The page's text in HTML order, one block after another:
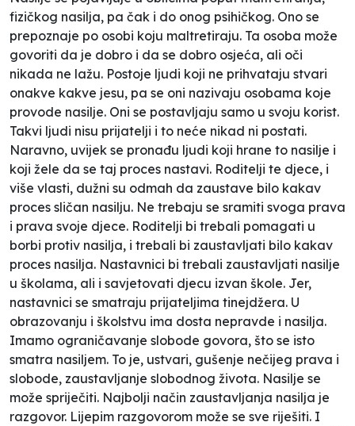
fizičkog nasilja, pa čak i do onog psihičkog. Ono se
prepoznaje po osobi koju maltretiraju. Ta osoba može
govoriti da je dobro i da se dobro osjeća, ali oči
nikada ne lažu. Postoje ljudi koji ne prihvataju stvari
onakve kakve jesu, pa se oni nazivaju osobama koje
provode nasilje. Oni se postavljaju samo u svoju korist.
Takvi ljudi nisu prijatelji i to neće nikad ni postati.
Naravno, uvijek se pronađu ljudi koji hrane to nasilje i
koji žele da se taj proces nastavi. Roditelji te djece, i
više vlasti, dužni su odmah da zaustave bilo kakav
proces sličan nasilju. Ne trebaju se sramiti svoga prava
i prava svoje djece. Roditelji bi trebali pomagati u
borbi protiv nasilja, i trebali bi zaustavljati bilo kakav
proces nasilja. Nastavnici bi trebali zaustavljati nasilje
u školama, ali i savjetovati djecu izvan škole. Jer,
nastavnici se smatraju prijateljima tinejdžera. U
obrazovanju i školstvu ima dosta nepravde i nasilja.
Imamo ograničavanje slobode govora, što se isto
smatra nasiljem. To je, ustvari, gušenje nečijeg prava i
slobode, zaustavljanje slobodnog života. Nasilje se
može spriječiti. Najbolji način zaustavljanja nasilja je
razgovor. Lijepim razgovorom može se sve riješiti. I